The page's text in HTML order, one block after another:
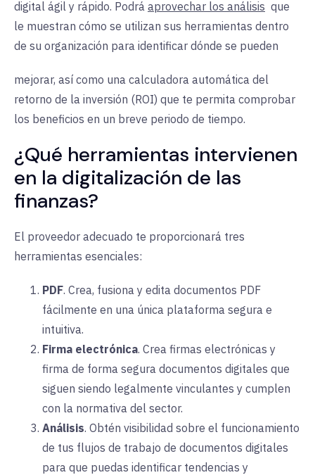
digital ágil y rápido. Podrá aprovechar los análisis que
le muestran cómo se utilizan sus herramientas dentro
de su organización para identificar dónde se pueden
mejorar, así como una calculadora automática del
retorno de la inversión (ROI) que te permita comprobar
los beneficios en un breve periodo de tiempo.
¿Qué herramientas intervienen
en la digitalización de las
finanzas?
El proveedor adecuado te proporcionará tres
herramientas esenciales:
PDF. Crea, fusiona y edita documentos PDF
fácilmente en una única plataforma segura e
intuitiva.
Firma electrónica. Crea firmas electrónicas y
firma de forma segura documentos digitales que
siguen siendo legalmente vinculantes y cumplen
con la normativa del sector.
Análisis. Obtén visibilidad sobre el funcionamiento
de tus flujos de trabajo de documentos digitales
para que puedas identificar tendencias y